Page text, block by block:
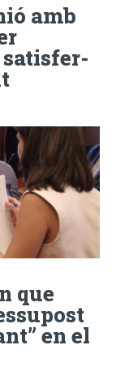
amb
que
en el